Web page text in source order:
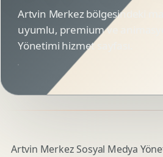
Artvin Merkez bölgesindeki
uyumlu, premium ve
Yönetimi hizmet sayfası.
Artvin Merkez Sosyal Medya